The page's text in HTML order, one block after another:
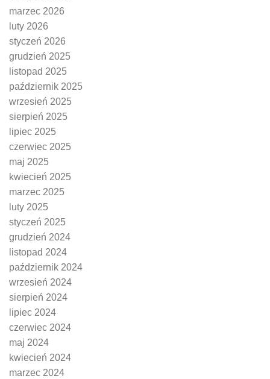
marzec 2026
luty 2026
styczeń 2026
grudzień 2025
listopad 2025
październik 2025
wrzesień 2025
sierpień 2025
lipiec 2025
czerwiec 2025
maj 2025
kwiecień 2025
marzec 2025
luty 2025
styczeń 2025
grudzień 2024
listopad 2024
październik 2024
wrzesień 2024
sierpień 2024
lipiec 2024
czerwiec 2024
maj 2024
kwiecień 2024
marzec 2024